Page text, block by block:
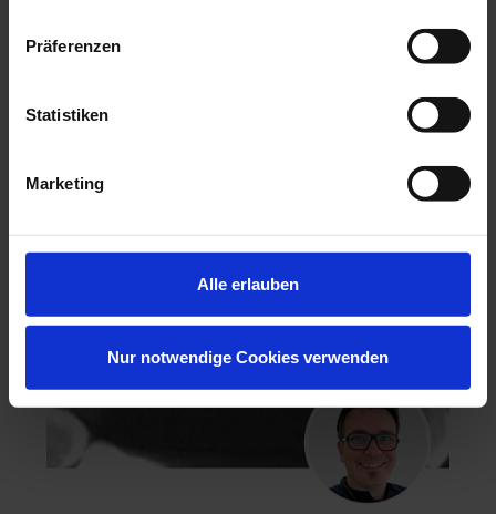
Präferenzen
Statistiken
Marketing
Alle erlauben
Nur notwendige Cookies verwenden
06.11.26 - 07.11.26
Dr. Hanni Lohmar